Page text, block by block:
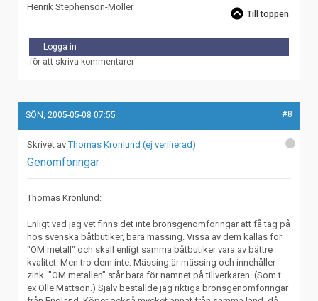
Henrik Stephenson-Möller
Till toppen
Logga in
för att skriva kommentarer
SÖN, 2005-05-08 07:55 #8
Thomas Kronlund (ej verifierad)
Genomföringar
Thomas Kronlund:
Enligt vad jag vet finns det inte bronsgenomföringar att få tag på
hos svenska båtbutiker, bara mässing. Vissa av dem kallas för
"OM metall" och skall enligt samma båtbutiker vara av bättre
kvalitet. Men tro dem inte. Mässing är mässing och innehåller
zink. "OM metallen" står bara för namnet på tillverkaren. (Som t
ex Olle Mattson.) Själv beställde jag riktiga bronsgenomföringar